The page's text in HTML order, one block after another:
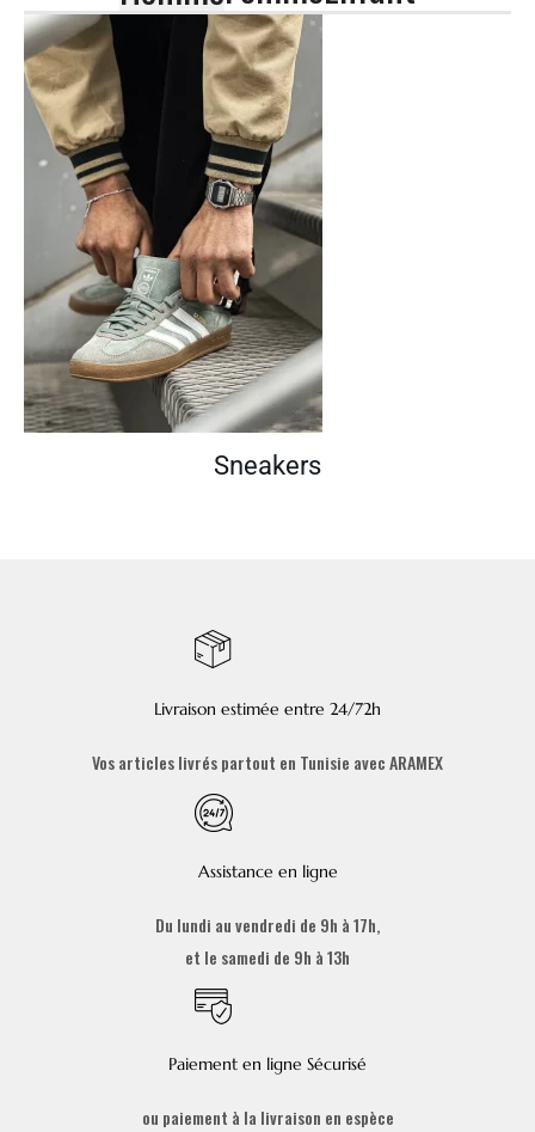
Sneakers
Livraison estimée entre 24/72h
Vos articles livrés partout en Tunisie avec ARAMEX
Assistance en ligne
Du lundi au vendredi de 9h à 17h,
et le samedi de 9h à 13h
Paiement en ligne Sécurisé
ou paiement à la livraison en espèce